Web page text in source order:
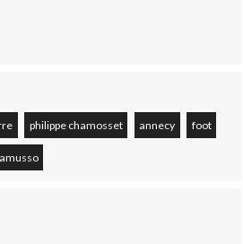
philippe chamosset annecy foot